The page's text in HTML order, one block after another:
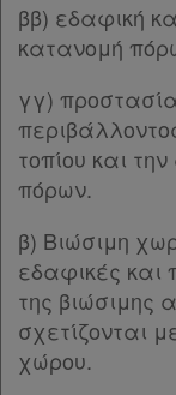
ββ) εδαφική
κατανομή
γγ) προστασία
τοπίου και
πόρων.
β) Βιώσιμη
εδαφικές και
της βιώσιμης
σχετίζονται
χώρου.